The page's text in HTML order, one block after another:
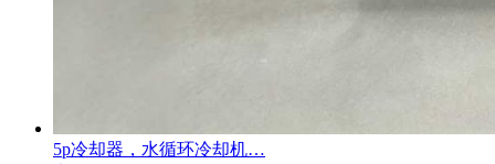
5p冷却器，水循环冷却机…